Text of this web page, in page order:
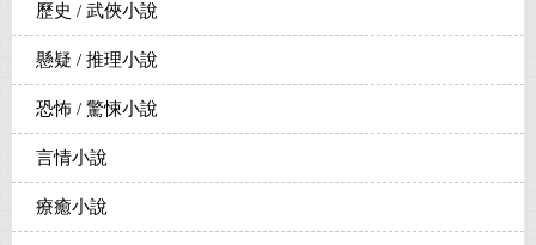
歷史 / 武俠小說
懸疑 / 推理小說
恐怖 / 驚悚小說
言情小說
療癒小說